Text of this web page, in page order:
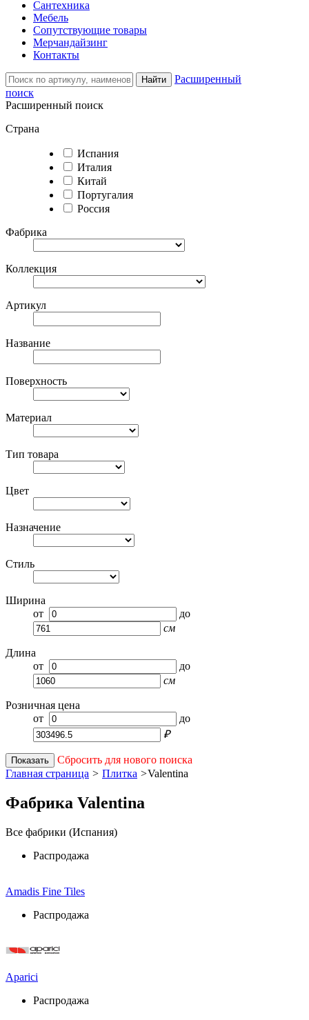
Сантехника
Мебель
Сопутствующие товары
Мерчандайзинг
Контакты
Найти
Расширенный
поиск
Расширенный поиск
Страна
Испания
Италия
Китай
Португалия
Россия
Фабрика
Коллекция
Артикул
Название
Поверхность
Материал
Тип товара
Цвет
Назначение
Стиль
Ширина
от
до
см
Длина
от
до
см
Розничная цена
от
до
₽
Показать
Сбросить для нового поиска
Главная страница > Плитка >Valentina
Фабрика Valentina
Все фабрики (Испания)
Распродажа
Amadis Fine Tiles
Распродажа
Aparici
Распродажа